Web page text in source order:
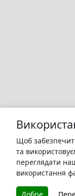
Щоб
та
переглядати
використання